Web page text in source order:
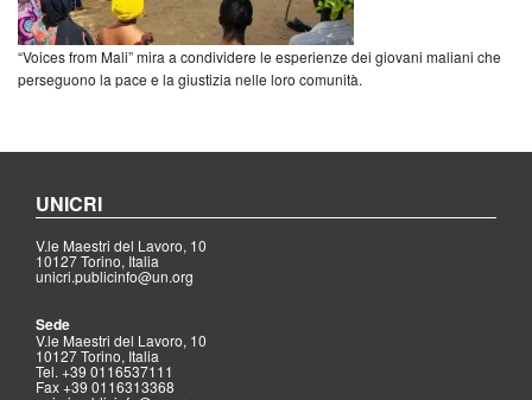
“Voices from Mali” mira a condividere le esperienze dei giovani maliani che
perseguono la pace e la giustizia nelle loro comunità.
UNICRI
V.le Maestri del Lavoro, 10
10127 Torino, Italia
unicri.publicinfo@un.org
Sede
V.le Maestri del Lavoro, 10
10127 Torino, Italia
Tel. +39 0116537111
Fax +39 0116313368